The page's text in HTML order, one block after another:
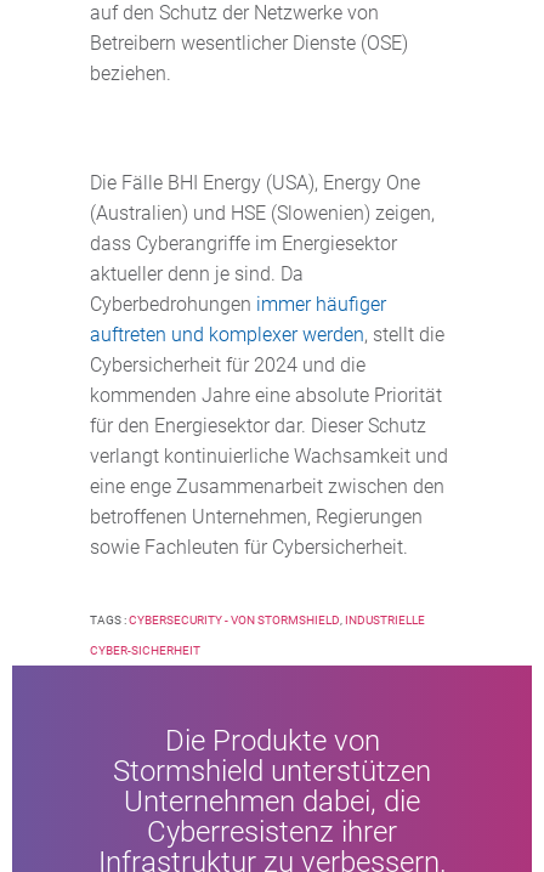
auf den Schutz der Netzwerke von
Betreibern wesentlicher Dienste (OSE)
beziehen.
Die Fälle BHI Energy (USA), Energy One
(Australien) und HSE (Slowenien) zeigen,
dass Cyberangriffe im Energiesektor
aktueller denn je sind. Da
Cyberbedrohungen immer häufiger
auftreten und komplexer werden, stellt die
Cybersicherheit für 2024 und die
kommenden Jahre eine absolute Priorität
für den Energiesektor dar. Dieser Schutz
verlangt kontinuierliche Wachsamkeit und
eine enge Zusammenarbeit zwischen den
betroffenen Unternehmen, Regierungen
sowie Fachleuten für Cybersicherheit.
TAGS :CYBERSECURITY - VON STORMSHIELD, INDUSTRIELLE
CYBER-SICHERHEIT
Die Produkte von
Stormshield unterstützen
Unternehmen dabei, die
Cyberresistenz ihrer
Infrastruktur zu verbessern.